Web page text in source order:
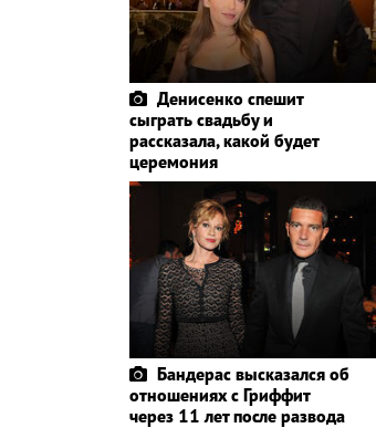
Денисенко спешит
сыграть свадьбу и
рассказала, какой будет
церемония
Бандерас высказался об
отношениях с Гриффит
через 11 лет после развода